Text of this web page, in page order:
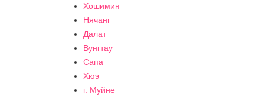
Хошимин
Нячанг
Далат
Вунгтау
Сапа
Хюэ
г. Муйне